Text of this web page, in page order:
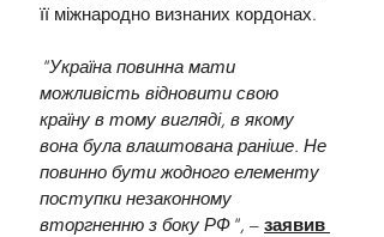
її міжнародно визнаних кордонах.
"Україна повинна мати
можливість відновити свою
країну в тому вигляді, в якому
вона була влаштована раніше. Не
повинно бути жодного елементу
поступки незаконному
вторгненню з боку РФ", – заявив